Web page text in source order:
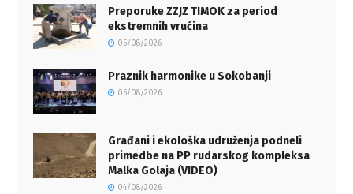
Preporuke ZZJZ TIMOK za period
ekstremnih vrućina
05/08/2026
Praznik harmonike u Sokobanji
05/08/2026
Građani i ekološka udruženja podneli
primedbe na PP rudarskog kompleksa
Malka Golaja (VIDEO)
04/08/2026